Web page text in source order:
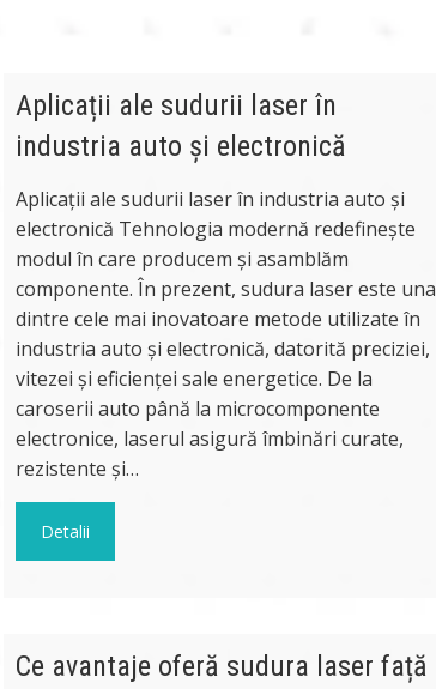
Aplicații ale sudurii laser în
industria auto și electronică
Aplicații ale sudurii laser în industria auto și
electronică Tehnologia modernă redefinește
modul în care producem și asamblăm
componente. În prezent, sudura laser este una
dintre cele mai inovatoare metode utilizate în
industria auto și electronică, datorită preciziei,
vitezei și eficienței sale energetice. De la
caroserii auto până la microcomponente
electronice, laserul asigură îmbinări curate,
rezistente și…
Detalii
Ce avantaje oferă sudura laser față